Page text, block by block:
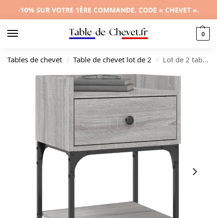
-10% SUR VOTRE 1ÈRE COMMANDE. CODE « CHEVET ».
0
Tables de chevet / Table de chevet lot de 2 / Lot de 2 tables de nuit bois gris moderne tablette, 40.5x31x60cm